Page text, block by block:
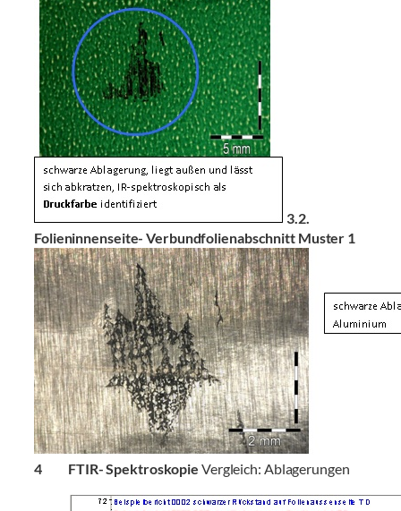
3.2.
Folieninnenseite- Verbundfolienabschnitt Muster 1
4 FTIR- Spektroskopie Vergleich: Ablagerungen